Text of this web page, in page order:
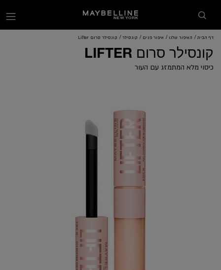
דף הבית האיפור שלנו איפור פנים קונסילר קונסילר סרום Lifter
קונסילר סרום LIFTER
כיסוי מלא המתמזג עם העור